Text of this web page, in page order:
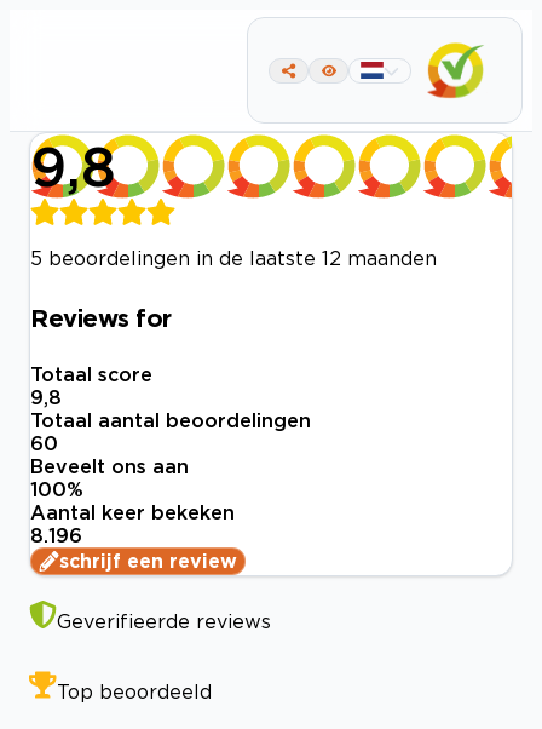
9,8
5 beoordelingen in de laatste 12 maanden
Reviews for
Totaal score
9,8
Totaal aantal beoordelingen
60
Beveelt ons aan
100%
Aantal keer bekeken
8.196
schrijf een review
Geverifieerde reviews
Top beoordeeld